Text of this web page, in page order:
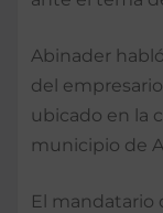
Abinader
del
ubicado en la
municipio de
El mandatario